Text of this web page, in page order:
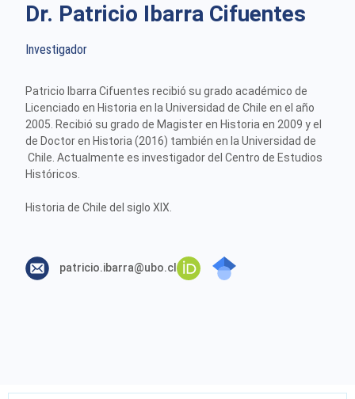
Dr. Patricio Ibarra Cifuentes
Investigador
Patricio Ibarra Cifuentes recibió su grado académico de
Licenciado en Historia en la Universidad de Chile en el año
2005. Recibió su grado de Magister en Historia en 2009 y el
de Doctor en Historia (2016) también en la Universidad de
Chile. Actualmente es investigador del Centro de Estudios
Históricos.
Historia de Chile del siglo XIX.